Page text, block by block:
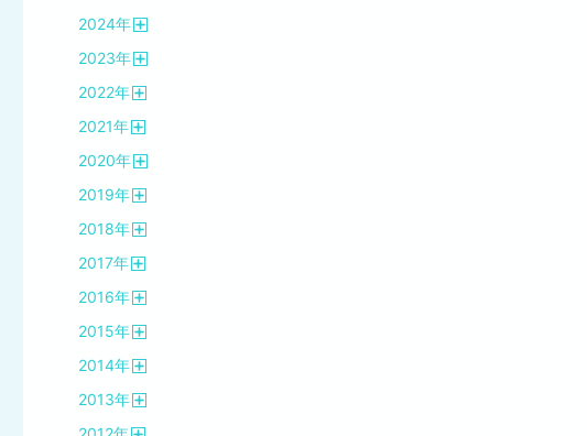
2024年
2023年
2022年
2021年
2020年
2019年
2018年
2017年
2016年
2015年
2014年
2013年